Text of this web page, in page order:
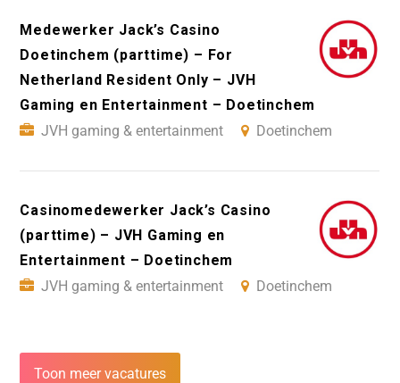
Medewerker Jack’s Casino
Doetinchem (parttime) – For
Netherland Resident Only – JVH
Gaming en Entertainment – Doetinchem
JVH gaming & entertainment
Doetinchem
Casinomedewerker Jack’s Casino
(parttime) – JVH Gaming en
Entertainment – Doetinchem
JVH gaming & entertainment
Doetinchem
Toon meer vacatures